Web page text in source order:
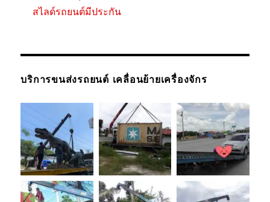
สไลด์รถยนต์มีประกัน
บริการขนส่งรถยนต์ เคลื่อนย้ายเครื่องจักร